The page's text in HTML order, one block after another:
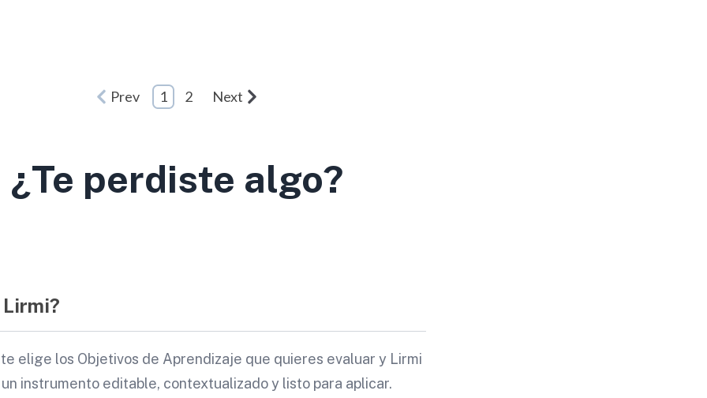
Prev 1 2 Next
¿Te perdiste algo?
Lirmi?
elige los Objetivos de Aprendizaje que quieres evaluar y Lirmi
instrumento editable, contextualizado y listo para aplicar.